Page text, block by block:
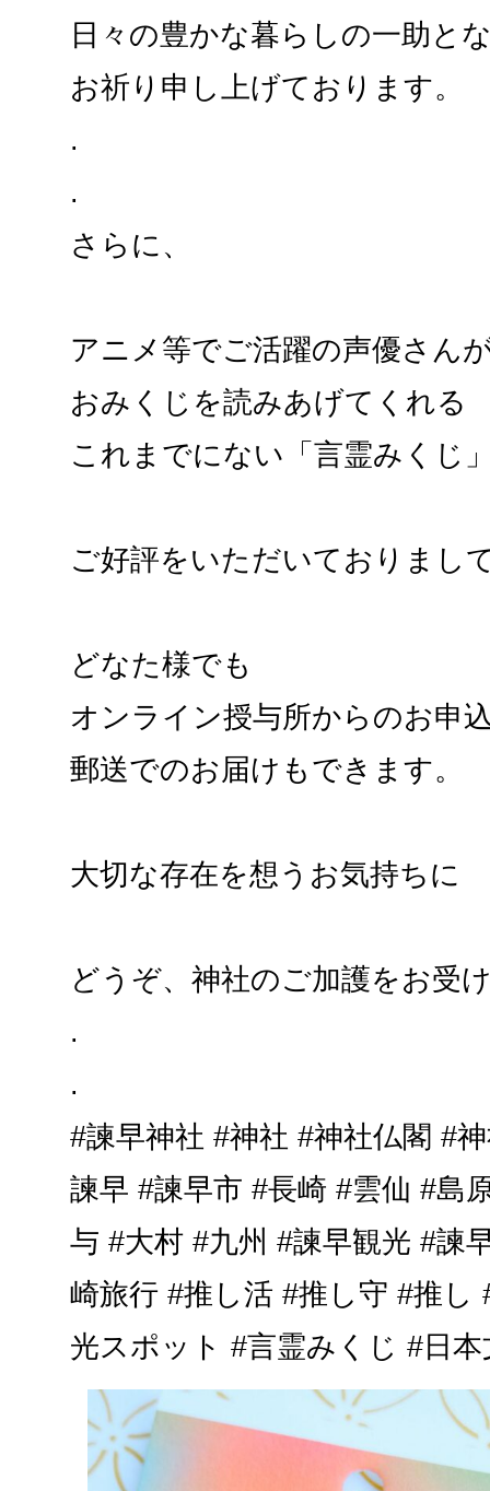
日々の豊かな暮らしの一助と
お祈り申し上げております。
.
.
さらに、
アニメ等でご活躍の声優さん
おみくじを読みあげてくれる
これまでにない「言霊みくじ
ご好評をいただいておりまし
どなた様でも
オンライン授与所からのお申
郵送でのお届けもできます。
大切な存在を想うお気持ちに
どうぞ、神社のご加護をお受
.
.
#諫早神社 #神社 #神社仏閣 #
諫早 #諫早市 #長崎 #雲仙 #島
与 #大村 #九州 #諫早観光 #諫
崎旅行 #推し活 #推し守 #推し
光スポット #言霊みくじ #日